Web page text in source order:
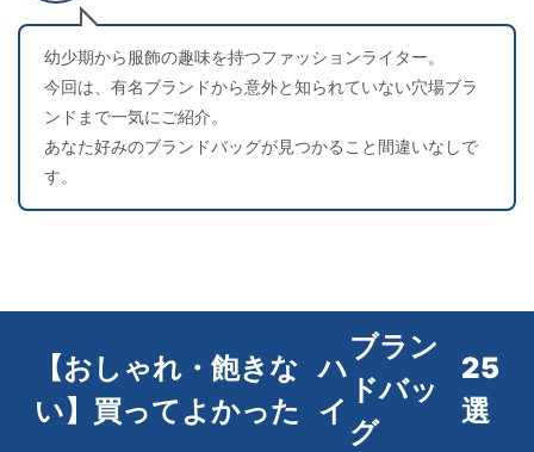
幼少期から服飾の趣味を持つファッションライター。
今回は、有名ブランドから意外と知られていない穴場ブラ
ンドまで一気にご紹介。
あなた好みのブランドバッグが見つかること間違いなしで
す。
【おしゃれ・飽きな
い】買ってよかった
ハ
イ
ブラン
ドバッ
グ
25
選